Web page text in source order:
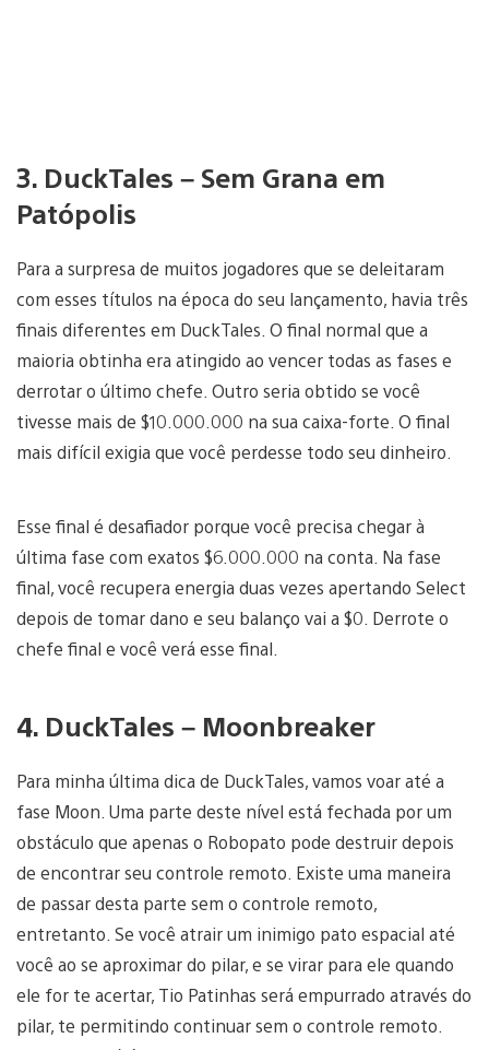
3. DuckTales – Sem Grana em
Patópolis
Para a surpresa de muitos jogadores que se deleitaram
com esses títulos na época do seu lançamento, havia três
finais diferentes em DuckTales. O final normal que a
maioria obtinha era atingido ao vencer todas as fases e
derrotar o último chefe. Outro seria obtido se você
tivesse mais de $10.000.000 na sua caixa-forte. O final
mais difícil exigia que você perdesse todo seu dinheiro.
Esse final é desafiador porque você precisa chegar à
última fase com exatos $6.000.000 na conta. Na fase
final, você recupera energia duas vezes apertando Select
depois de tomar dano e seu balanço vai a $0. Derrote o
chefe final e você verá esse final.
4. DuckTales – Moonbreaker
Para minha última dica de DuckTales, vamos voar até a
fase Moon. Uma parte deste nível está fechada por um
obstáculo que apenas o Robopato pode destruir depois
de encontrar seu controle remoto. Existe uma maneira
de passar desta parte sem o controle remoto,
entretanto. Se você atrair um inimigo pato espacial até
você ao se aproximar do pilar, e se virar para ele quando
ele for te acertar, Tio Patinhas será empurrado através do
pilar, te permitindo continuar sem o controle remoto.